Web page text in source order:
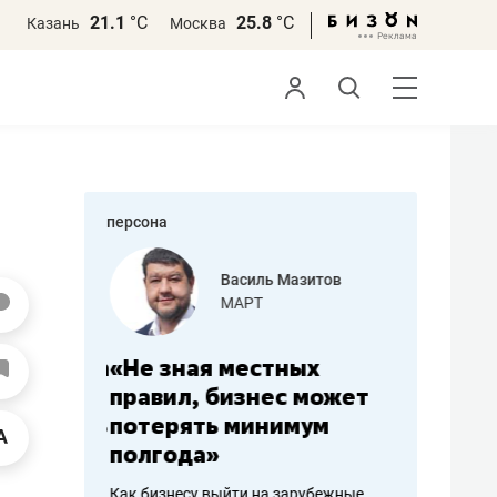
Казань 21.1 °С Москва 25.8 °С
персона
работа
Василь Мазитов
МАРТ
«Не зная местных
правил, бизнес может
потерять минимум
полгода»